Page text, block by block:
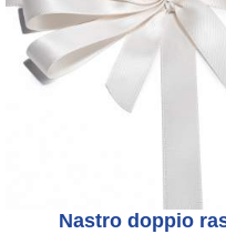
Nastro doppio